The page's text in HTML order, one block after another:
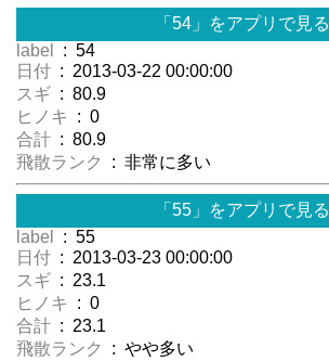
「54」をアプリで見る
label
: 54
日付 : 2013-03-22 00:00:00
スギ : 80.9
ヒノキ
: 0
合計 : 80.9
飛散ランク
: 非常に多い
「55」をアプリで見る
label
: 55
日付 : 2013-03-23 00:00:00
スギ : 23.1
ヒノキ
: 0
合計 : 23.1
飛散ランク
: やや多い